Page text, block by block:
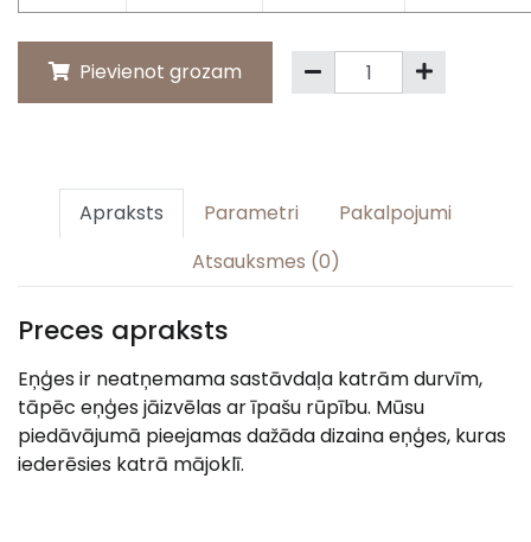
Pievienot grozam
Apraksts Parametri
Pakalpojumi
Atsauksmes (0)
Preces apraksts
Eņģes ir neatņemama sastāvdaļa katrām durvīm,
tāpēc eņģes jāizvēlas ar īpašu rūpību. Mūsu
piedāvājumā pieejamas dažāda dizaina eņģes, kuras
iederēsies katrā mājoklī.